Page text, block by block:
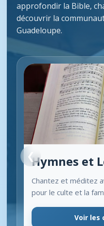
approfondir la Bible,
découvrir la
Guadeloupe.
❮Hymnes et
Chantez et méditez
pour le culte et la
Voir les